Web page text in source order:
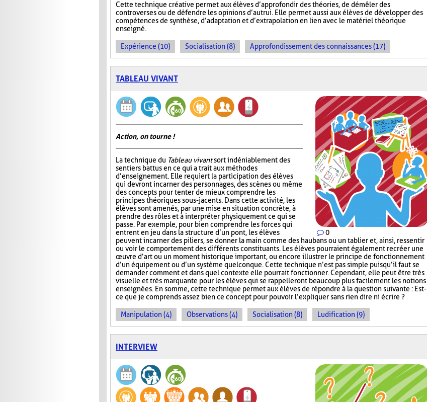
Cette technique créative permet aux élèves d’approfondir des théories, de démêler des
controverses ou de défendre les opinions d’autrui. Elle permet aussi aux élèves de développer des
compétences de synthèse, d’adaptation et d’extrapolation en lien avec le matériel théorique
enseigné.
Expérience (10) Socialisation (8) Approfondissement des connaissances (17)
TABLEAU VIVANT
0
Action, on tourne !
La technique du Tableau vivantsort indéniablement des
sentiers battus en ce qui a trait aux méthodes
d’enseignement. Elle requiert la participation des élèves
qui devront incarner des personnages, des scènes ou même
des concepts pour tenter de mieux comprendre les
principes théoriques sous-jacents. Dans cette activité, les
élèves sont amenés, par une mise en situation concrète, à
prendre des rôles et à interpréter physiquement ce qui se
passe. Par exemple, pour bien comprendre les forces qui
entrent en jeu dans la structure d’un pont, les élèves
peuvent incarner des piliers, se donner la main comme des haubans ou un tablier et, ainsi, ressentir
ou voir le comportement des différents constituants. Les élèves pourraient également recréer une
œuvre d’art ou un moment historique important, ou encore illustrer le principe de fonctionnement
d’un équipement ou d’un système quelconque. Cette technique n’est pas simple puisqu’il faut se
demander comment et dans quel contexte elle pourrait fonctionner. Cependant, elle peut être très
visuelle et très marquante pour les élèves qui se rappelleront beaucoup plus facilement les notions
enseignées. En somme, cette technique permet aux élèves de répondre à la question suivante : Est-
ce que je comprends assez bien ce concept pour pouvoir l’expliquer sans rien dire ni écrire ?
Manipulation (4) Observations (4) Socialisation (8) Ludification (9)
INTERVIEW